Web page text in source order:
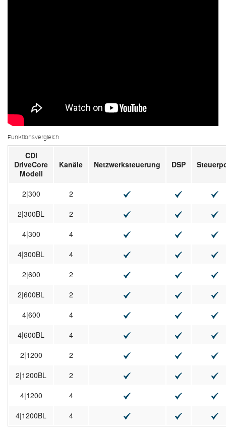
Funktionsvergleich
CDi
DriveCore
Modell
Kanäle Netzwerksteuerung DSP
2|300
2
2|300BL
2
4|300
4
4|300BL
4
2|600
2
2|600BL
2
4|600
4
4|600BL
4
2|1200
2
2|1200BL
2
4|1200
4
4|1200BL
4